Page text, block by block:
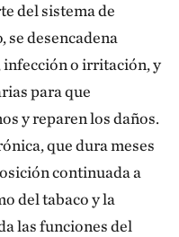
El énfasis sigue
pero también:
nosotros!". Podemos
comunidades del
del enfoque científico
la naturaleza en las
del sistema de
se desencadena
infección o irritación, y
para que
y reparen los daños.
que dura meses
continuada a
del tabaco y la
las funciones del